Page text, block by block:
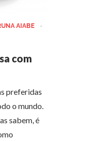
AIABE
-
com
preferidas
o mundo.
sabem, é